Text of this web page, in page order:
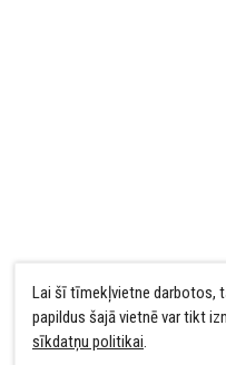
Lai šī tīmekļvietne darbotos,
papildus šajā vietnē var tikt
sīkdatņu politikai